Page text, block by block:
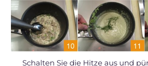
Schalten Sie die Hitze aus und